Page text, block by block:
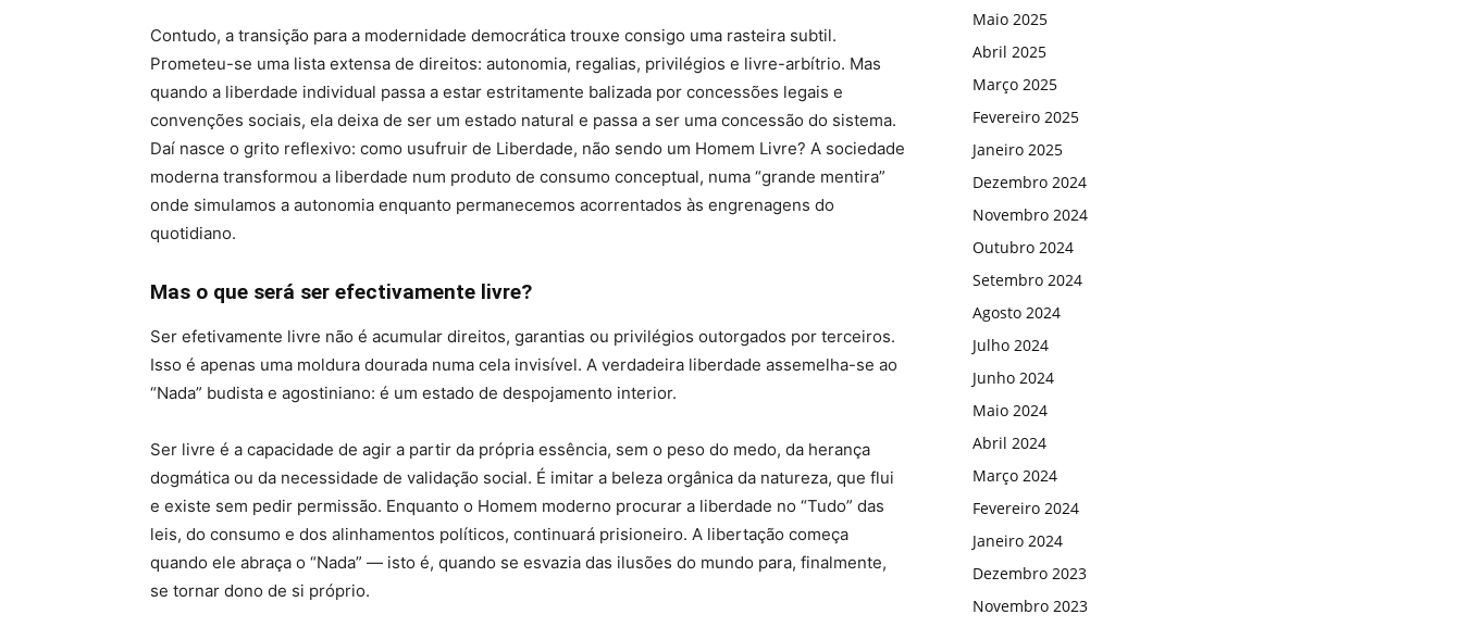
Contudo, a transição para a modernidade democrática trouxe consigo uma rasteira subtil.
Prometeu-se uma lista extensa de direitos: autonomia, regalias, privilégios e livre-arbítrio. Mas
quando a liberdade individual passa a estar estritamente balizada por concessões legais e
convenções sociais, ela deixa de ser um estado natural e passa a ser uma concessão do sistema.
Daí nasce o grito reflexivo: como usufruir de Liberdade, não sendo um Homem Livre? A sociedade
moderna transformou a liberdade num produto de consumo conceptual, numa “grande mentira”
onde simulamos a autonomia enquanto permanecemos acorrentados às engrenagens do
quotidiano.
Mas o que será ser efectivamente livre?
Ser efetivamente livre não é acumular direitos, garantias ou privilégios outorgados por terceiros.
Isso é apenas uma moldura dourada numa cela invisível. A verdadeira liberdade assemelha-se ao
“Nada” budista e agostiniano: é um estado de despojamento interior.
Ser livre é a capacidade de agir a partir da própria essência, sem o peso do medo, da herança
dogmática ou da necessidade de validação social. É imitar a beleza orgânica da natureza, que flui
e existe sem pedir permissão. Enquanto o Homem moderno procurar a liberdade no “Tudo” das
leis, do consumo e dos alinhamentos políticos, continuará prisioneiro. A libertação começa
quando ele abraça o “Nada” — isto é, quando se esvazia das ilusões do mundo para, finalmente,
se tornar dono de si próprio.
Maio 2025
Abril 2025
Março 2025
Fevereiro 2025
Janeiro 2025
Dezembro 2024
Novembro 2024
Outubro 2024
Setembro 2024
Agosto 2024
Julho 2024
Junho 2024
Maio 2024
Abril 2024
Março 2024
Fevereiro 2024
Janeiro 2024
Dezembro 2023
Novembro 2023